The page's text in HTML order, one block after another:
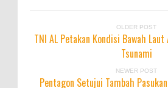
OLDER POST
TNI AL Petakan Kondisi Bawah
Tsunami
NEWER POST
Pentagon Setujui Tambah